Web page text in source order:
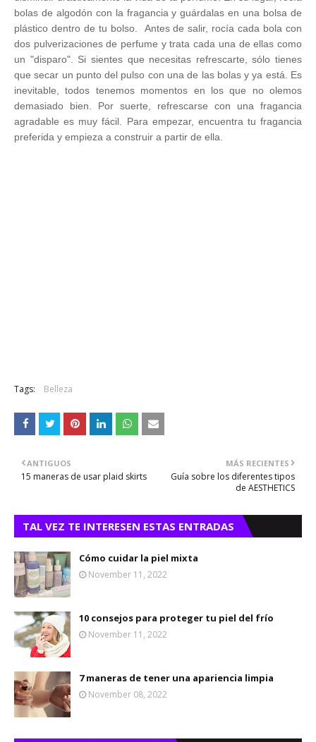
bolas de algodón con la fragancia y guárdalas en una bolsa de
plástico dentro de tu bolso. Antes de salir, rocía cada bola con
dos pulverizaciones de perfume y trata cada una de ellas como
un "disparo". Si sientes que necesitas refrescarte, sólo tienes
que secar un punto del pulso con una de las bolas y ya está. Es
inevitable, todos tenemos momentos en los que no olemos
demasiado bien. Por suerte, refrescarse con una fragancia
agradable es muy fácil. Para empezar, encuentra tu fragancia
preferida y empieza a construir a partir de ella.
Tags: Belleza
MÁS RECIENTES
Guía sobre los diferentes tipos
de AESTHETICS
ANTIGUOS
15 maneras de usar plaid skirts
TAL VEZ TE INTERESEN ESTAS ENTRADAS
Cómo cuidar la piel mixta
November 11, 2022
10 consejos para proteger tu piel del frío
November 11, 2022
7 maneras de tener una apariencia limpia
November 08, 2022